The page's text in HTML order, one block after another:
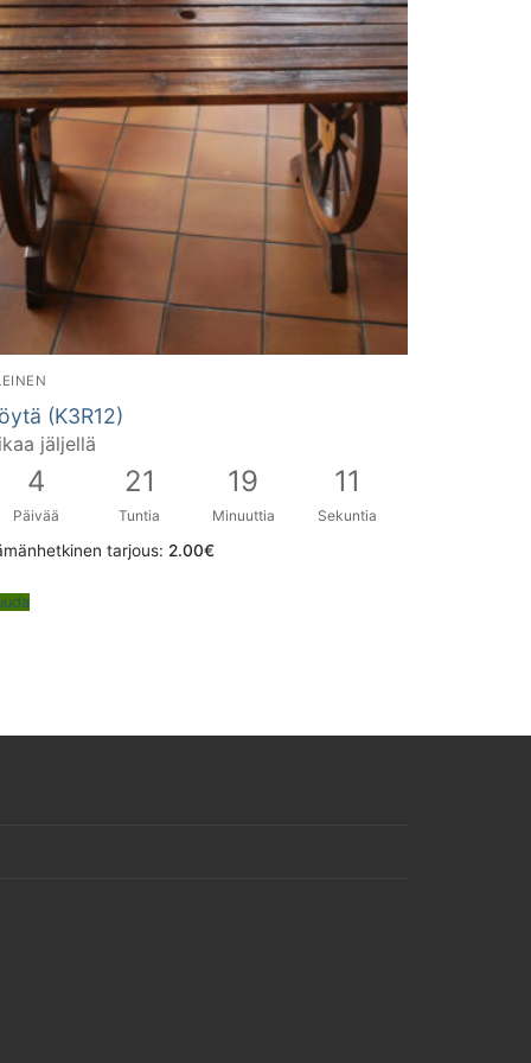
(K3R12)
jäljellä
4
Päivää
21
Tuntia
19
Minuuttia
11
Sekuntia
tarjous: 2.00€